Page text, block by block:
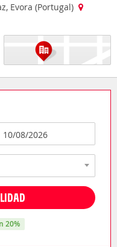
Evora (Portugal)
20%